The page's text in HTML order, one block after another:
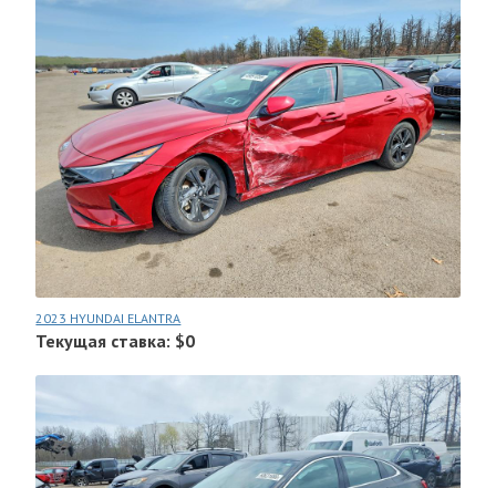
2023 HYUNDAI ELANTRA
Текущая ставка: $0